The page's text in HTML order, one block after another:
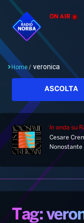
ON AIR
Home
Notizie
Home/ veronica
ASCOLTA
In onda su
Cesare
Tag: